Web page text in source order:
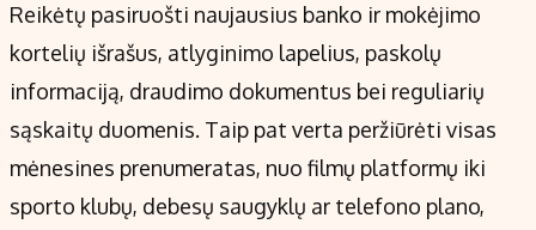
Reikėtų pasiruošti naujausius banko ir mokėjimo
kortelių išrašus, atlyginimo lapelius, paskolų
informaciją, draudimo dokumentus bei reguliarių
sąskaitų duomenis. Taip pat verta peržiūrėti visas
mėnesines prenumeratas, nuo filmų platformų iki
sporto klubų, debesų saugyklų ar telefono plano,